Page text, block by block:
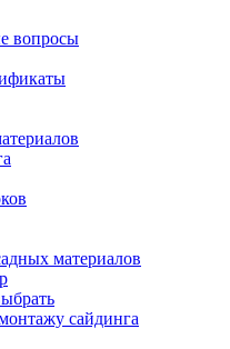
вопросы
материалов
сайдинга